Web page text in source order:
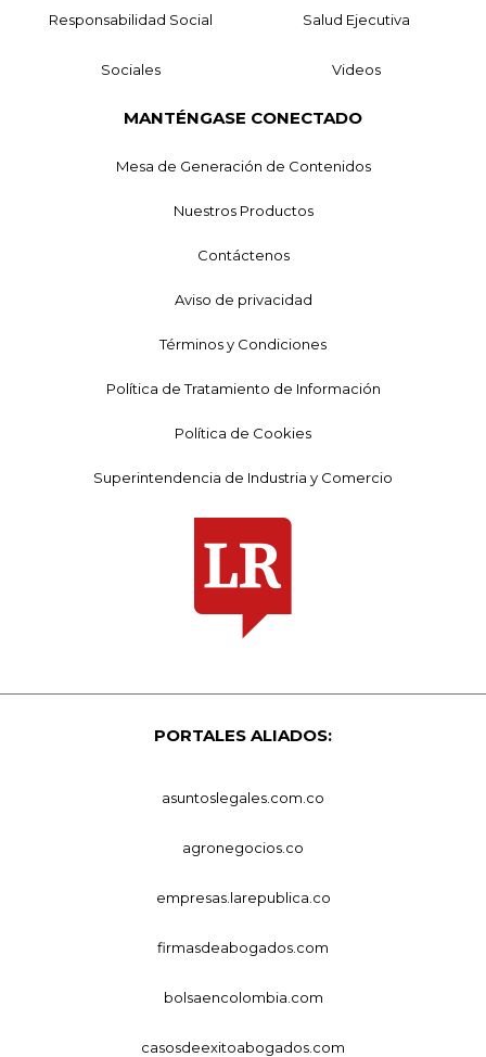
Responsabilidad Social Salud Ejecutiva
Sociales Videos
MANTÉNGASE CONECTADO
Mesa de Generación de Contenidos
Nuestros Productos
Contáctenos
Aviso de privacidad
Términos y Condiciones
Política de Tratamiento de Información
Política de Cookies
Superintendencia de Industria y Comercio
PORTALES ALIADOS:
asuntoslegales.com.co
agronegocios.co
empresas.larepublica.co
firmasdeabogados.com
bolsaencolombia.com
casosdeexitoabogados.com